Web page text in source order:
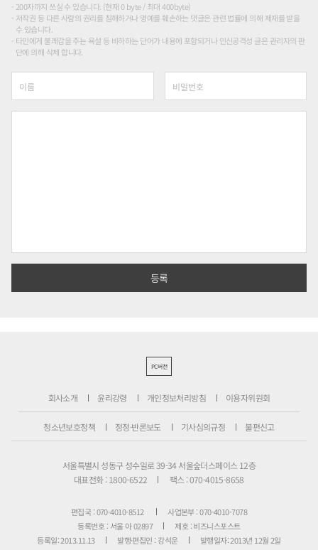
200자까지 쓰실 수 있습니다. (현재 0 byte / 최대 400byte)
저작권 등 다른 사람의 권리를 침해하거나 명예를 훼손하는 댓글은 관련 법률에 의해 제재를 받을
수 있습니다.
타인에게 불쾌감을 주는 욕설 등 비하하는 단어가 내용에 포함되거나 인신공격성 글은 관리자의 판
단에 의해 삭제 합니다.
PC버전
회사소개 윤리강령 개인정보처리방침 이용자위원회
청소년보호정책 정정·반론보도 기사심의규정 불편신고
서울특별시 성동구 성수일로 39-34 서울숲더스페이스 12층
대표전화 : 1800-6522
팩스 : 070-4015-8658
편집국 : 070-4010-8512
사업본부 : 070-4010-7078
등록번호 : 서울 아 02897
제호 : 비즈니스포스트
등록일: 2013.11.13
발행·편집인 : 강석운
발행일자: 2013년 12월 2일